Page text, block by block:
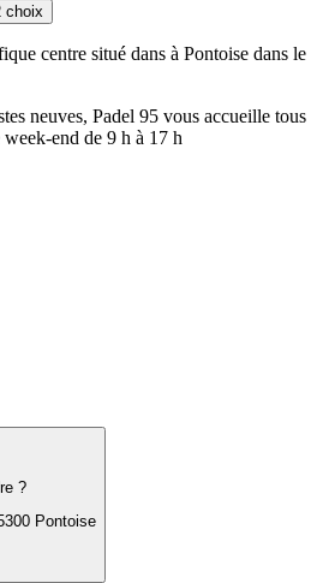
choix
centre situé dans à Pontoise dans le
neuves, Padel 95 vous accueille tous
end de 9 h à 17 h
?
Pontoise